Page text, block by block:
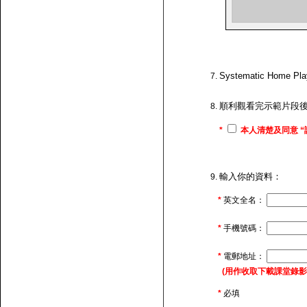
Systematic Home
順利觀看完示範片段
* 本人清楚及同意
輸入你的資料：
* 英文全名：
* 手機號碼：
* 電郵地址：
(用作收取下載課堂錄
* 必填